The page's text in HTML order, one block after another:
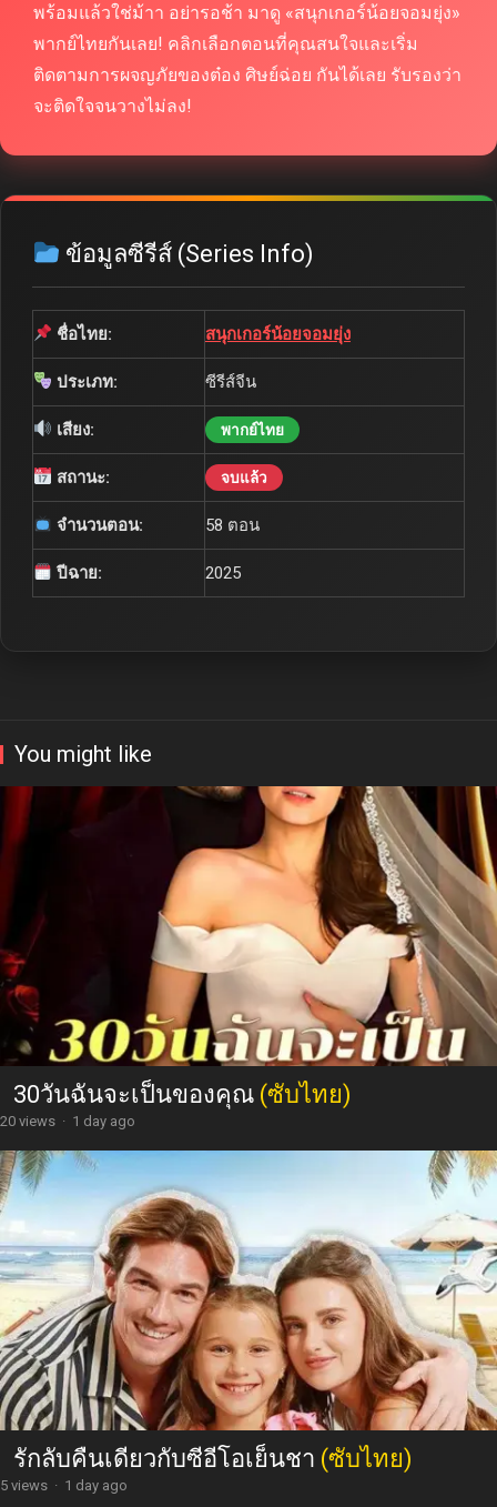
พร้อมแล้วใช่ม้าา อย่ารอช้า มาดู «สนุกเกอร์น้อยจอมยุ่ง»
พากย์ไทยกันเลย! คลิกเลือกตอนที่คุณสนใจและเริ่ม
ติดตามการผจญภัยของต๋อง ศิษย์ฉ่อย กันได้เลย รับรองว่า
จะติดใจจนวางไม่ลง!
ข้อมูลซีรีส์ (Series Info)
ชื่อไทย: สนุกเกอร์น้อยจอมยุ่ง
ประเภท: ซีรีส์จีน
เสียง: พากย์ไทย
สถานะ: จบแล้ว
จำนวนตอน: 58 ตอน
ปีฉาย: 2025
You might like
30วันฉันจะเป็นของคุณ (ซับไทย)
20 views · 1 day ago
รักลับคืนเดียวกับซีอีโอเย็นชา (ซับไทย)
5 views · 1 day ago